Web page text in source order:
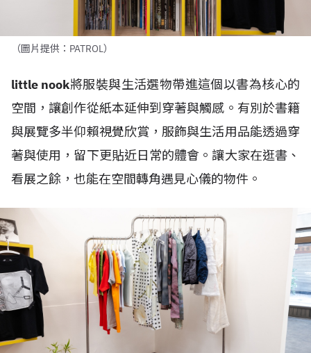
（圖片提供：PATROL）
little nook將服裝與生活選物帶進這個以書為核心的
空間，讓創作從紙本延伸到穿著與觸感。有別於書籍
與展覽多半仰賴視覺欣賞，服飾與生活用品能透過穿
著與使用，留下更貼近日常的體會。讓大家在逛書、
看展之餘，也能在空間轉角遇見心儀的物件。